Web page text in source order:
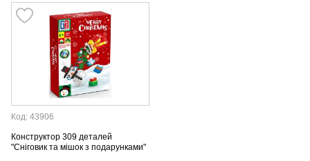
Код: 43906
Конструктор 309 деталей
"Сніговик та мішок з подарунками"